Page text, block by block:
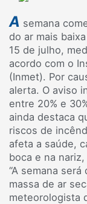
A semana
do ar mais
15 de julho,
acordo com o
(Inmet). Por
alerta. O aviso
entre 20% e
ainda destaca
riscos de
afeta a saúde,
boca e na
“A semana
massa de ar
meteorologista